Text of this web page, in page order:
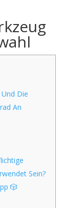
Die
An
Sein?
🎲